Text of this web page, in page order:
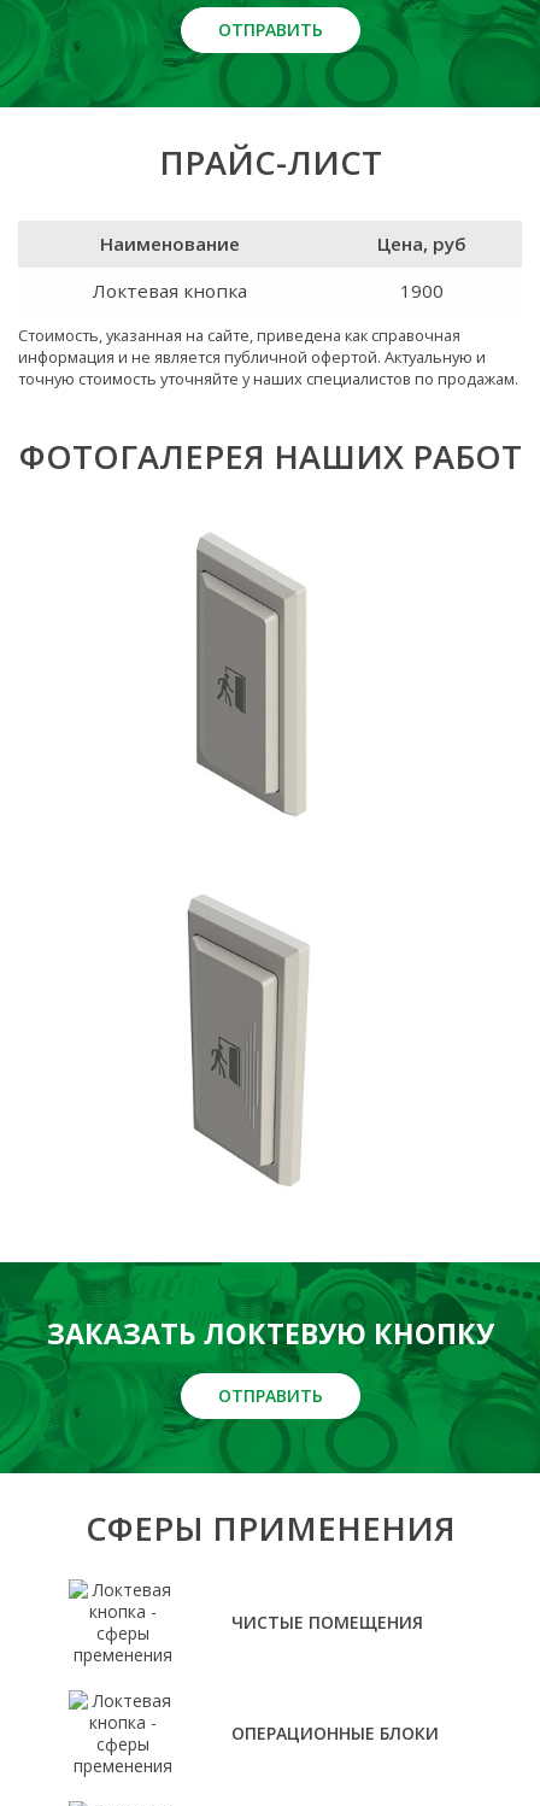
ОТПРАВИТЬ
ПРАЙС-ЛИСТ
Наименование
Цена, руб
Локтевая кнопка
1900
Стоимость, указанная на сайте, приведена как справочная
информация и не является публичной офертой. Актуальную и
точную стоимость уточняйте у наших специалистов по продажам.
ФОТОГАЛЕРЕЯ НАШИХ РАБОТ
ЗАКАЗАТЬ ЛОКТЕВУЮ КНОПКУ
ОТПРАВИТЬ
СФЕРЫ ПРИМЕНЕНИЯ
ЧИСТЫЕ ПОМЕЩЕНИЯ
ОПЕРАЦИОННЫЕ БЛОКИ